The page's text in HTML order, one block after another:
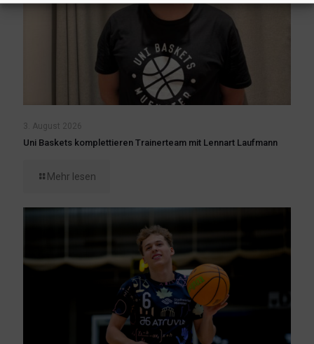
3. August 2026
Uni Baskets komplettieren Trainerteam mit Lennart Laufmann
Mehr lesen